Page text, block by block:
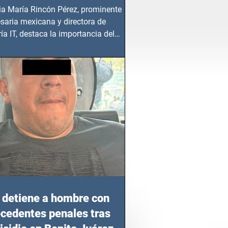
María Rincón Pérez, prominente
mexicana y directora de
IT, destaca la importancia del
detiene a hombre con
penales tras